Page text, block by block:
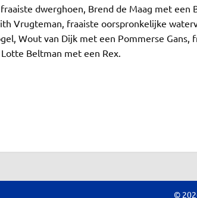
dwerghoen, Brend de Maag met een
Vrugteman, fraaiste oorspronkelijke
Wout van Dijk met een Pommerse
Beltman met een Rex.
©